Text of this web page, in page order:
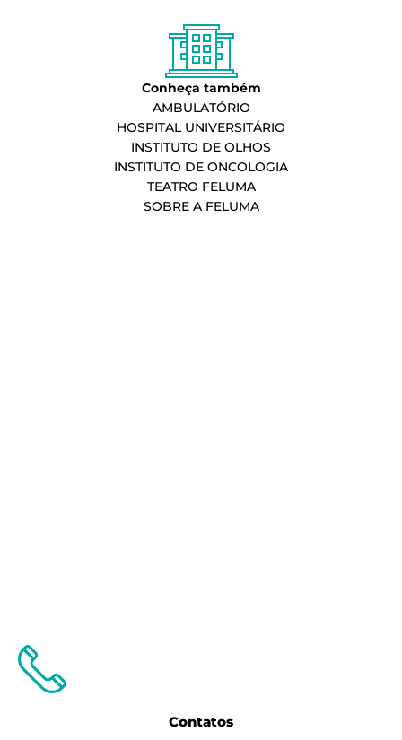
Conheça também
AMBULATÓRIO
HOSPITAL UNIVERSITÁRIO
INSTITUTO DE OLHOS
INSTITUTO DE ONCOLOGIA
TEATRO FELUMA
SOBRE A FELUMA
Contatos